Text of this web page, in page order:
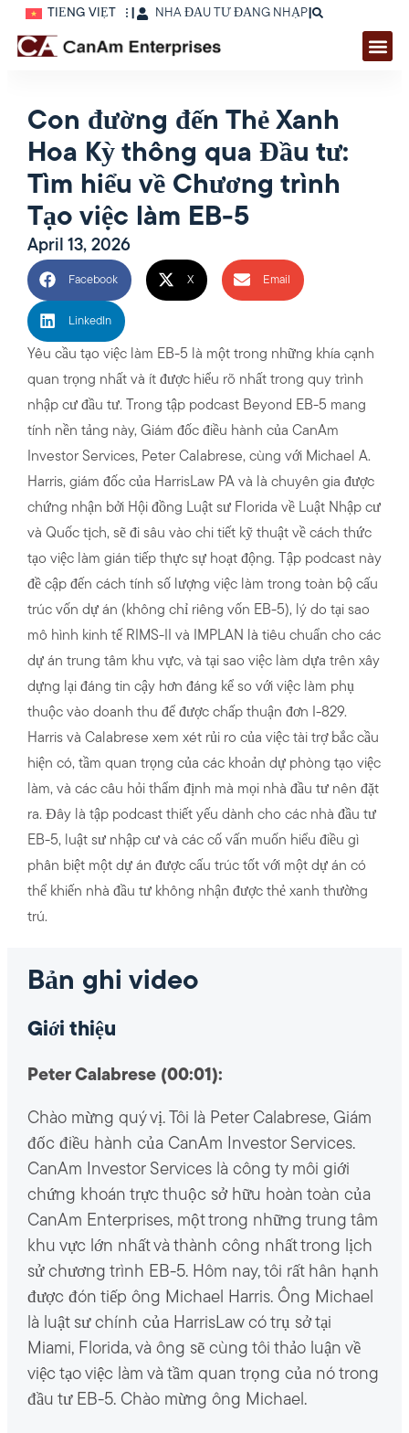
TIẾNG VIỆT NHÀ ĐẦU TƯ ĐĂNG NHẬP |
Con đường đến Thẻ Xanh
Hoa Kỳ thông qua Đầu tư:
Tìm hiểu về Chương trình
Tạo việc làm EB-5
April 13, 2026
Facebook X Email
LinkedIn
Yêu cầu tạo việc làm EB-5 là một trong những khía cạnh
quan trọng nhất và ít được hiểu rõ nhất trong quy trình
nhập cư đầu tư. Trong tập podcast Beyond EB-5 mang
tính nền tảng này, Giám đốc điều hành của CanAm
Investor Services, Peter Calabrese, cùng với Michael A.
Harris, giám đốc của HarrisLaw PA và là chuyên gia được
chứng nhận bởi Hội đồng Luật sư Florida về Luật Nhập cư
và Quốc tịch, sẽ đi sâu vào chi tiết kỹ thuật về cách thức
tạo việc làm gián tiếp thực sự hoạt động. Tập podcast này
đề cập đến cách tính số lượng việc làm trong toàn bộ cấu
trúc vốn dự án (không chỉ riêng vốn EB-5), lý do tại sao
mô hình kinh tế RIMS-II và IMPLAN là tiêu chuẩn cho các
dự án trung tâm khu vực, và tại sao việc làm dựa trên xây
dựng lại đáng tin cậy hơn đáng kể so với việc làm phụ
thuộc vào doanh thu để được chấp thuận đơn I-829.
Harris và Calabrese xem xét rủi ro của việc tài trợ bắc cầu
hiện có, tầm quan trọng của các khoản dự phòng tạo việc
làm, và các câu hỏi thẩm định mà mọi nhà đầu tư nên đặt
ra. Đây là tập podcast thiết yếu dành cho các nhà đầu tư
EB-5, luật sư nhập cư và các cố vấn muốn hiểu điều gì
phân biệt một dự án được cấu trúc tốt với một dự án có
thể khiến nhà đầu tư không nhận được thẻ xanh thường
trú.
Bản ghi video
Giới thiệu
Peter Calabrese (00:01):
Chào mừng quý vị. Tôi là Peter Calabrese, Giám
đốc điều hành của CanAm Investor Services.
CanAm Investor Services là công ty môi giới
chứng khoán trực thuộc sở hữu hoàn toàn của
CanAm Enterprises, một trong những trung tâm
khu vực lớn nhất và thành công nhất trong lịch
sử chương trình EB-5. Hôm nay, tôi rất hân hạnh
được đón tiếp ông Michael Harris. Ông Michael
là luật sư chính của HarrisLaw có trụ sở tại
Miami, Florida, và ông sẽ cùng tôi thảo luận về
việc tạo việc làm và tầm quan trọng của nó trong
đầu tư EB-5. Chào mừng ông Michael.